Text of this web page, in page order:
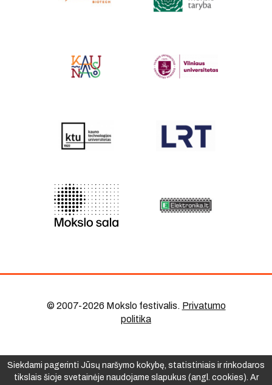
© 2007-2026 Mokslo festivalis. Privatumo
politika
Siekdami pagerinti Jūsų naršymo kokybę, statistiniais ir rinkodaros
tikslais šioje svetainėje naudojame slapukus (angl. cookies). Ar